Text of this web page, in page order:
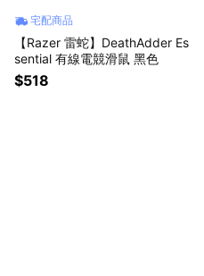
宅配商品
【Razer 雷蛇】DeathAdder Es
sential 有線電競滑鼠 黑色
$518